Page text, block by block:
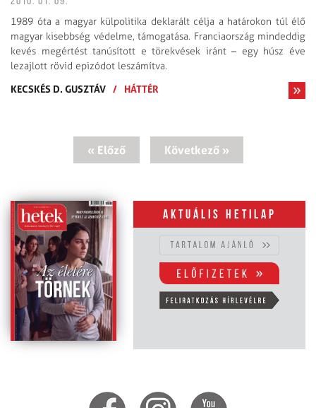
1989 óta a magyar külpolitika deklarált célja a határokon túl élő
magyar kisebbség védelme, támogatása. Franciaország mindeddig
kevés megértést tanúsított e törekvések iránt – egy húsz éve
lezajlott rövid epizódot leszámítva.
KECSKÉS D. GUSZTÁV / HÁTTÉR
« Előző Következő »
Aktuális hetilap